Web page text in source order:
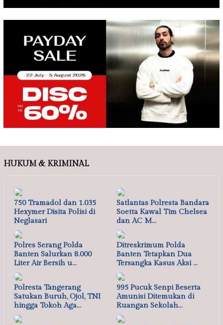
HUKUM & KRIMINAL
750 Tramadol dan 1.035
Hexymer Disita Polisi di
Neglasari
Satlantas Polresta Bandara
Soetta Kawal Tim Chelsea
dan AC M…
Polres Serang Polda
Banten Salurkan 8.000
Liter Air Bersih u…
Ditreskrimum Polda
Banten Tetapkan Dua
Tersangka Kasus Aksi …
Polresta Tangerang
Satukan Buruh, Ojol, TNI
hingga Tokoh Aga…
995 Pucuk Senpi Beserta
Amunisi Ditemukan di
Ruangan Sekolah…